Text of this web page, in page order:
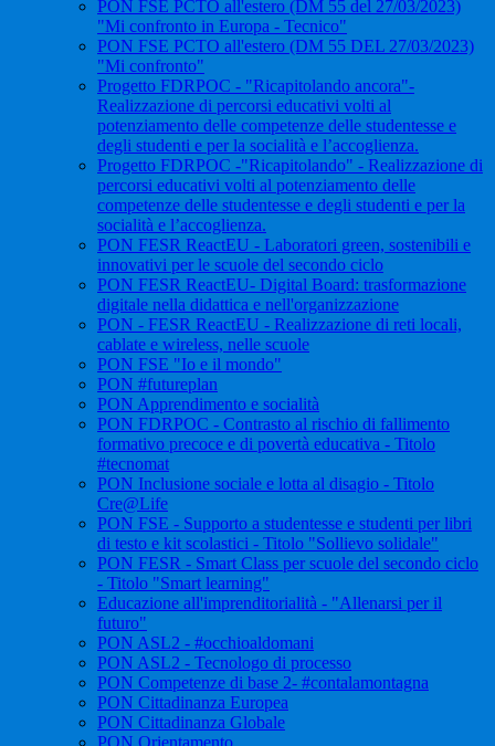
PON FSE PCTO all'estero (DM 55 del 27/03/2023)
"Mi confronto in Europa - Tecnico"
PON FSE PCTO all'estero (DM 55 DEL 27/03/2023)
"Mi confronto"
Progetto FDRPOC - "Ricapitolando ancora"-
Realizzazione di percorsi educativi volti al
potenziamento delle competenze delle studentesse e
degli studenti e per la socialità e l’accoglienza.
Progetto FDRPOC -"Ricapitolando" - Realizzazione di
percorsi educativi volti al potenziamento delle
competenze delle studentesse e degli studenti e per la
socialità e l’accoglienza.
PON FESR ReactEU - Laboratori green, sostenibili e
innovativi per le scuole del secondo ciclo
PON FESR ReactEU- Digital Board: trasformazione
digitale nella didattica e nell'organizzazione
PON - FESR ReactEU - Realizzazione di reti locali,
cablate e wireless, nelle scuole
PON FSE "Io e il mondo"
PON #futureplan
PON Apprendimento e socialità
PON FDRPOC - Contrasto al rischio di fallimento
formativo precoce e di povertà educativa - Titolo
#tecnomat
PON Inclusione sociale e lotta al disagio - Titolo
Cre@Life
PON FSE - Supporto a studentesse e studenti per libri
di testo e kit scolastici - Titolo "Sollievo solidale"
PON FESR - Smart Class per scuole del secondo ciclo
- Titolo "Smart learning"
Educazione all'imprenditorialità - "Allenarsi per il
futuro"
PON ASL2 - #occhioaldomani
PON ASL2 - Tecnologo di processo
PON Competenze di base 2- #contalamontagna
PON Cittadinanza Europea
PON Cittadinanza Globale